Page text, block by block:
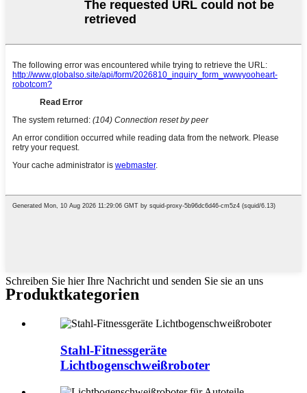
Schreiben Sie hier Ihre Nachricht und senden Sie sie an uns
Produktkategorien
Stahl-Fitnessgeräte
Lichtbogenschweißroboter